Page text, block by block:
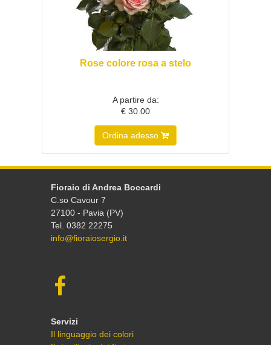
Rose colore rosa a stelo
A partire da:
€ 30.00
Ordina adesso
Fioraio di Andrea Boccardi
C.so Cavour 7
27100 - Pavia (PV)
Tel. 0382 22275
info@fioraiosergio.it
Servizi
Il linguaggio dei colori